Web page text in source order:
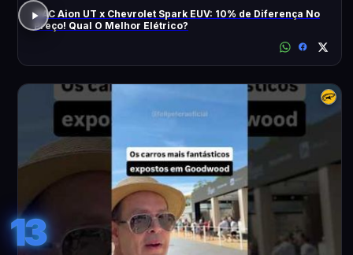
GAC Aion UT x Chevrolet Spark EUV: 10% de Diferença No
Preço! Qual O Melhor Elétrico?
13